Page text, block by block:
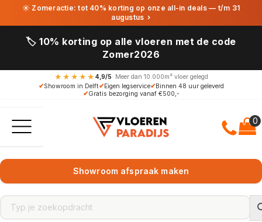
☀ Zomeractie: tot 40% korting op onze all-in deals — t/m 31
augustus ›
🏷️ 10% korting op alle vloeren met de code
Zomer2026
★★★★★ 4,9/5· Meer dan 10.000m² vloer gelegd
✔Showroom in Delft✔Eigen legservice✔Binnen 48 uur geleverd
✔Gratis bezorging vanaf €500,-
Showroom afspraak maken